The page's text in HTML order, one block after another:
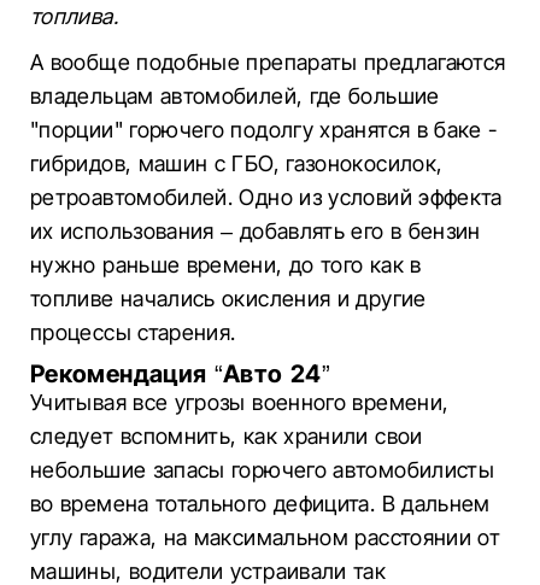
топлива.
А вообще подобные препараты предлагаются
владельцам автомобилей, где большие
"порции" горючего подолгу хранятся в баке -
гибридов, машин с ГБО, газонокосилок,
ретроавтомобилей. Одно из условий эффекта
их использования – добавлять его в бензин
нужно раньше времени, до того как в
топливе начались окисления и другие
процессы старения.
Рекомендация “Авто 24”
Учитывая все угрозы военного времени,
следует вспомнить, как хранили свои
небольшие запасы горючего автомобилисты
во времена тотального дефицита. В дальнем
углу гаража, на максимальном расстоянии от
машины, водители устраивали так